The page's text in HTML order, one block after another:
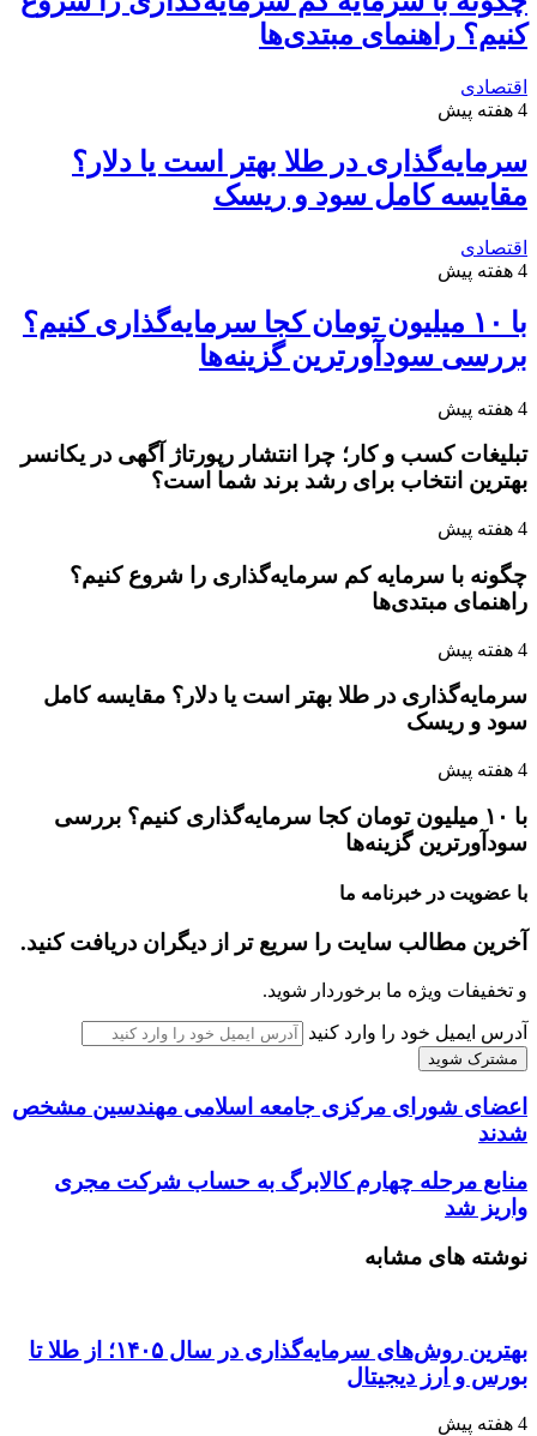
کنیم؟ راهنمای مبتدی‌ها
اقتصادی
4 هفته پیش
سرمایه‌گذاری در طلا بهتر است یا دلار؟
مقایسه کامل سود و ریسک
اقتصادی
4 هفته پیش
با ۱۰ میلیون تومان کجا سرمایه‌گذاری کنیم؟
بررسی سودآورترین گزینه‌ها
4 هفته پیش
تبلیغات کسب و کار؛ چرا انتشار رپورتاژ آگهی در یکانسر
بهترین انتخاب برای رشد برند شما است؟
4 هفته پیش
چگونه با سرمایه کم سرمایه‌گذاری را شروع کنیم؟
راهنمای مبتدی‌ها
4 هفته پیش
سرمایه‌گذاری در طلا بهتر است یا دلار؟ مقایسه کامل
سود و ریسک
4 هفته پیش
با ۱۰ میلیون تومان کجا سرمایه‌گذاری کنیم؟ بررسی
سودآورترین گزینه‌ها
با عضویت در خبرنامه ما
آخرین مطالب سایت را سریع تر از دیگران دریافت کنید.
و تخفیفات ویژه ما برخوردار شوید.
آدرس ایمیل خود را وارد کنید
اعضای شورای مرکزی جامعه اسلامی مهندسین مشخص
شدند
منابع مرحله چهارم کالابرگ به حساب شرکت مجری
واریز شد
نوشته های مشابه
بهترین روش‌های سرمایه‌گذاری در سال ۱۴۰۵؛ از طلا تا
بورس و ارز دیجیتال
4 هفته پیش